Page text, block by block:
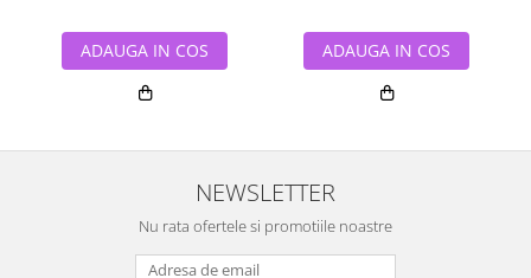
ADAUGA IN COS ADAUGA IN COS
NEWSLETTER
Nu rata ofertele si promotiile noastre